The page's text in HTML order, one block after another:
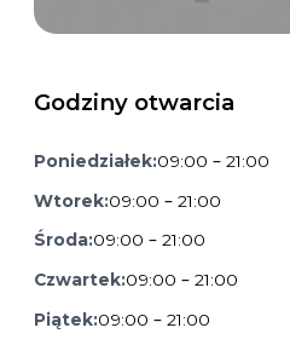
Godziny otwarcia
Poniedziałek:09:00 – 21:00
Wtorek:09:00 – 21:00
Środa:09:00 – 21:00
Czwartek:09:00 – 21:00
Piątek:09:00 – 21:00